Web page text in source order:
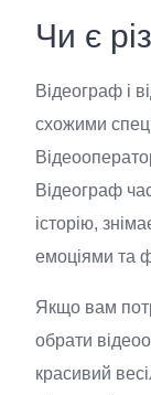
Чи є
Відеограф і
схожими
Відеограф
історію,
емоціями та
Якщо вам
обрати
красивий